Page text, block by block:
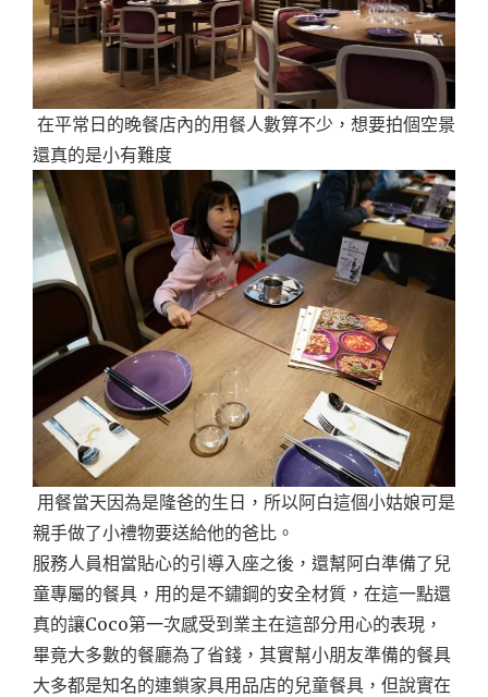
在平常日的晚餐店內的用餐人數算不少，想要拍個空景
還真的是小有難度
用餐當天因為是隆爸的生日，所以阿白這個小姑娘可是
親手做了小禮物要送給他的爸比。
服務人員相當貼心的引導入座之後，還幫阿白準備了兒
童專屬的餐具，用的是不鏽鋼的安全材質，在這一點還
真的讓Coco第一次感受到業主在這部分用心的表現，
畢竟大多數的餐廳為了省錢，其實幫小朋友準備的餐具
大多都是知名的連鎖家具用品店的兒童餐具，但說實在